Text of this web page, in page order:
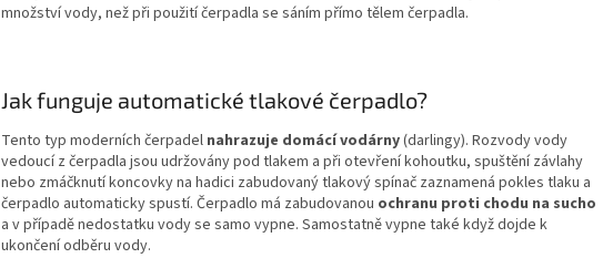
množství vody, než při použití čerpadla se sáním přímo tělem čerpadla.
Jak funguje automatické tlakové čerpadlo?
Tento typ moderních čerpadel nahrazuje domácí vodárny(darlingy). Rozvody vody
vedoucí z čerpadla jsou udržovány pod tlakem a při otevření kohoutku, spuštění závlahy
nebo zmáčknutí koncovky na hadici zabudovaný tlakový spínač zaznamená pokles tlaku a
čerpadlo automaticky spustí. Čerpadlo má zabudovanou ochranu proti chodu na sucho
a v případě nedostatku vody se samo vypne. Samostatně vypne také když dojde k
ukončení odběru vody.